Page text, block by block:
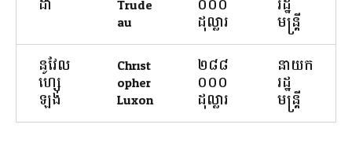
ដា Trude
au
០០០
ដុល្លារ
រដ្ឋ
មន្ត្រី
នូវែល
ហ្សេ
ឡង់
Christ
opher
Luxon
២៨៨
០០០
ដុល្លារ
នាយក
រដ្ឋ
មន្ត្រី